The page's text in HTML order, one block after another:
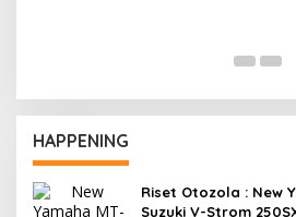
HAPPENING
Riset Otozola : New
Suzuki V-Strom